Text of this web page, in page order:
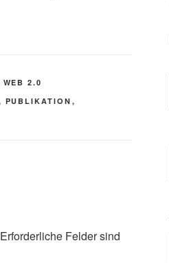
WEB 2.0
PUBLIKATION ,
Erforderliche Felder sind